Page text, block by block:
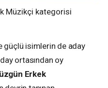
Müzikçi kategorisi
güçlü isimlerin de aday
ortasından oy
Erkek